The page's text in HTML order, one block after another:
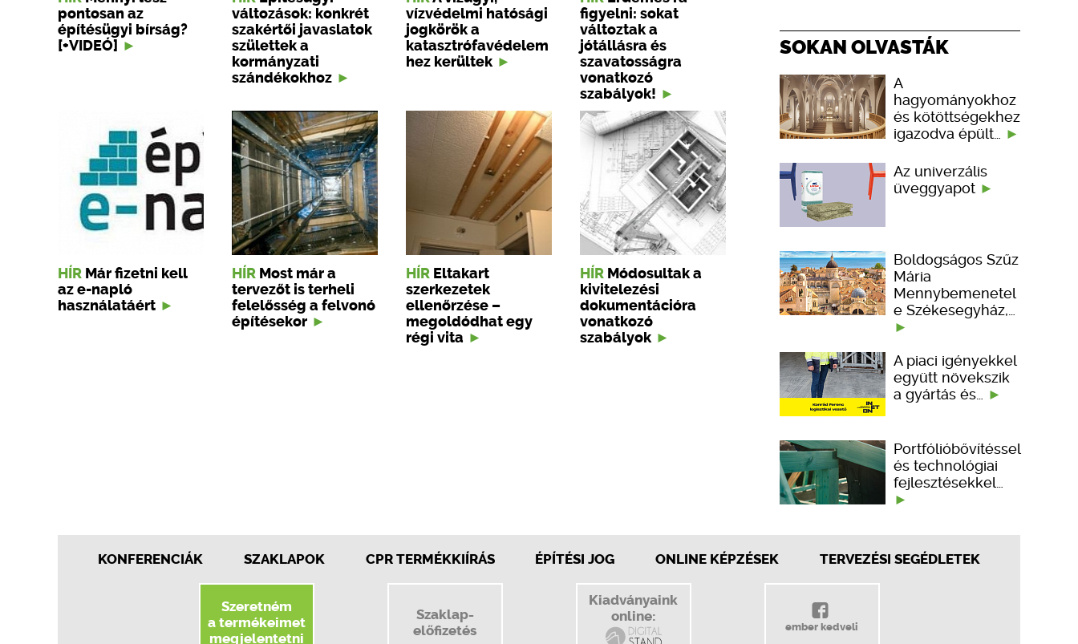
pontosan az
építésügyi bírság?
[+VIDEÓ]
változások: konkrét
szakértői javaslatok
születtek a
kormányzati
szándékokhoz
vízvédelmi hatósági
jogkörök a
katasztrófavédelem
hez kerültek
figyelni: sokat
változtak a
jótállásra és
szavatosságra
vonatkozó
szabályok!
HÍR Már fizetni kell
az e-napló
használatáért
HÍR Most már a
tervezőt is terheli
felelősség a felvonó
építésekor
HÍR Eltakart
szerkezetek
ellenőrzése –
megoldódhat egy
régi vita
HÍR Módosultak a
kivitelezési
dokumentációra
vonatkozó
szabályok
SOKAN OLVASTÁK
A
hagyományokhoz
és kötöttségekhez
igazodva épült…
Az univerzális
üveggyapot
Boldogságos Szűz
Mária
Mennybemenetel
e Székesegyház,…
A piaci igényekkel
együtt növekszik
a gyártás és…
Portfólióbővítéssel
és technológiai
fejlesztésekkel…
KONFERENCIÁK SZAKLAPOK CPR TERMÉKKIÍRÁS ÉPÍTÉSI JOG ONLINE KÉPZÉSEK TERVEZÉSI SEGÉDLETEK
Szeretném
a termékeimet
megjelentetni
Szaklap-
előfizetés
Kiadványaink
online:
ember kedveli